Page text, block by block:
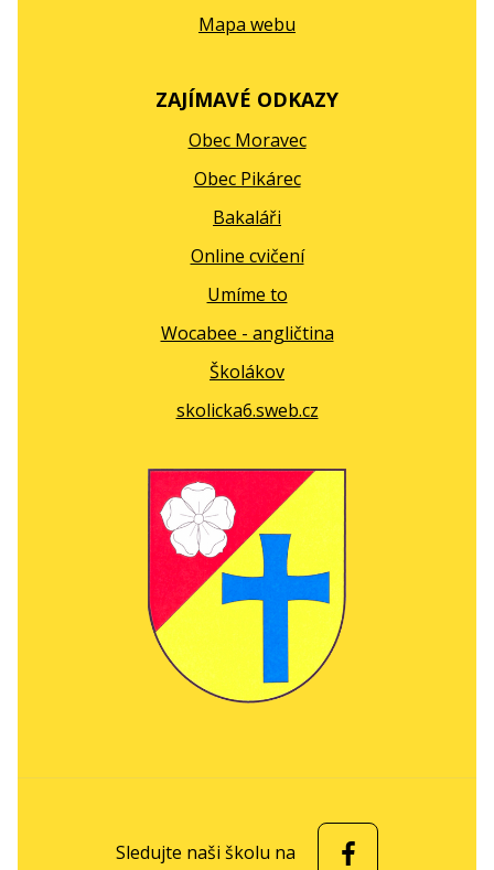
Mapa webu
ZAJÍMAVÉ ODKAZY
Obec Moravec
Obec Pikárec
Bakaláři
Online cvičení
Umíme to
Wocabee - angličtina
Školákov
skolicka6.sweb.cz
Sledujte naši školu na